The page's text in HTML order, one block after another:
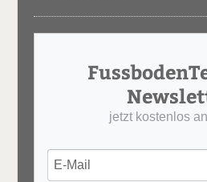
jetzt kostenlos